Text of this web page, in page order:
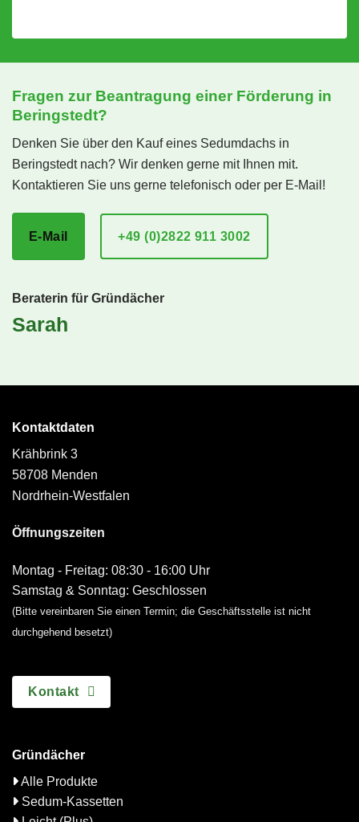
Fragen zur Beantragung einer Förderung in
Beringstedt?
Denken Sie über den Kauf eines Sedumdachs in
Beringstedt nach? Wir denken gerne mit Ihnen mit.
Kontaktieren Sie uns gerne telefonisch oder per E-Mail!
E-Mail +49 (0)2822 911 3002
Beraterin für Gründächer
Sarah
Kontaktdaten
Krähbrink 3
58708 Menden
Nordrhein-Westfalen
Öffnungszeiten
Montag - Freitag: 08:30 - 16:00 Uhr
Samstag & Sonntag: Geschlossen
(Bitte vereinbaren Sie einen Termin; die Geschäftsstelle ist nicht
durchgehend besetzt)
Kontakt
Gründächer
Alle Produkte
Sedum-Kassetten